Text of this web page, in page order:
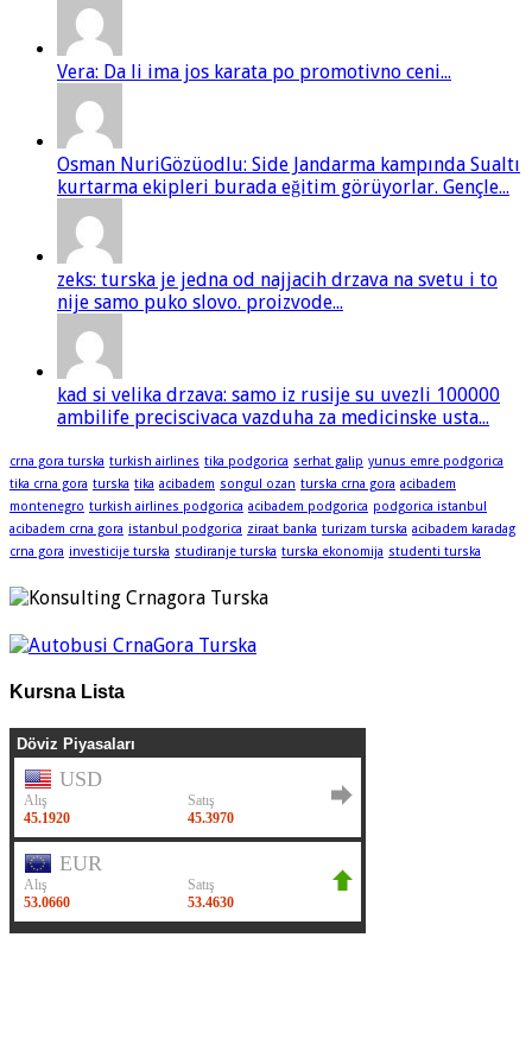
Vera: Da li ima jos karata po promotivno ceni...
Osman NuriGözüodlu: Side Jandarma kampında Sualtı
kurtarma ekipleri burada eğitim görüyorlar. Gençle...
zeks: turska je jedna od najjacih drzava na svetu i to
nije samo puko slovo. proizvode...
kad si velika drzava: samo iz rusije su uvezli 100000
ambilife preciscivaca vazduha za medicinske usta...
crna gora turska turkish airlines tika podgorica serhat galip yunus emre podgorica
tika crna gora turska tika acibadem songul ozan turska crna gora acibadem
montenegro turkish airlines podgorica acibadem podgorica podgorica istanbul
acibadem crna gora istanbul podgorica ziraat banka turizam turska acibadem karadag
crna gora investicije turska studiranje turska turska ekonomija studenti turska
Kursna Lista